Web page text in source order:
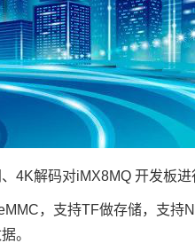
、4K解码对iMX8MQ 开发板
，支持TF做存储，支持
。